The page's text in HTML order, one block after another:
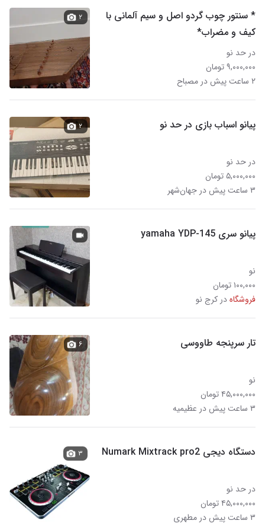
* سنتور چوب گردو اصل و سیم آلمانی با
کیف و مضراب*
در حد نو
۹,۰۰۰,۰۰۰ تومان
۲ ساعت پیش در مصباح
۲
پیانو اسباب بازی در حد نو
در حد نو
۵,۰۰۰,۰۰۰ تومان
۳ ساعت پیش در جهان‌شهر
۲
پیانو سری yamaha YDP-145
نو
۱۰۰,۰۰۰ تومان
فروشگاهدر کرج نو
تار سرپنجه طاووسی
نو
۴۵,۰۰۰,۰۰۰ تومان
۳ ساعت پیش در عظیمیه
۶
دستگاه دیجی Numark Mixtrack pro2
در حد نو
۴۵,۰۰۰,۰۰۰ تومان
۳ ساعت پیش در مطهری
۳